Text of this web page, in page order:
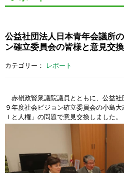
公益社団法人日本青年会議所
ン確立委員会の皆様と意見交換
カテゴリー： レポート
赤嶺政賢衆議院議員とともに、公益社
９年度社会ビジョン確立委員会の小島
Ｉと人権」の問題で意見交換しました。